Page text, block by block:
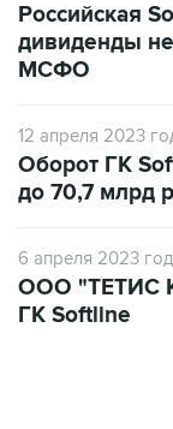
Российская
дивиденды
МСФО
12 апреля 2023
Оборот ГК
до 70,7 млрд
6 апреля 2023
ООО "ТЕТИС
ГК Softline